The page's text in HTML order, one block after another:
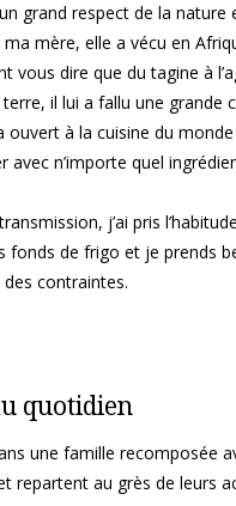
grand respect de la nature
mère, elle a vécu en
vous dire que du tagine à
il lui a fallu une grande
ouvert à la cuisine du
avec n’importe quel
j’ai pris
fonds de frigo et je prends
contraintes.
quotidien
une famille recomposée
repartent au grès de leurs